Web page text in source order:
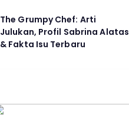
The Grumpy Chef: Arti
Julukan, Profil Sabrina Alatas
& Fakta Isu Terbaru